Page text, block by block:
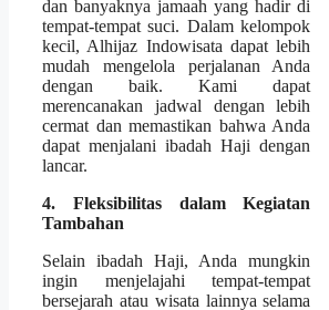
dan banyaknya jamaah yang hadir di
tempat-tempat suci. Dalam kelompok
kecil, Alhijaz Indowisata dapat lebih
mudah mengelola perjalanan Anda
dengan baik. Kami dapat
merencanakan jadwal dengan lebih
cermat dan memastikan bahwa Anda
dapat menjalani ibadah Haji dengan
lancar.
4. Fleksibilitas dalam Kegiatan
Tambahan
Selain ibadah Haji, Anda mungkin
ingin menjelajahi tempat-tempat
bersejarah atau wisata lainnya selama